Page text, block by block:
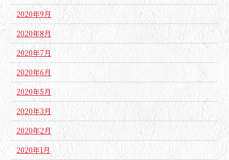
2020年9月
2020年8月
2020年7月
2020年6月
2020年5月
2020年3月
2020年2月
2020年1月